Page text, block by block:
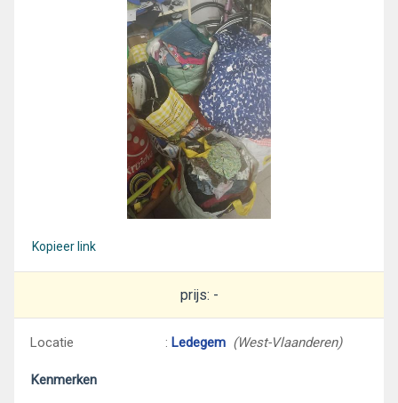
Kopieer link
prijs: -
Locatie : Ledegem (West-Vlaanderen)
Kenmerken